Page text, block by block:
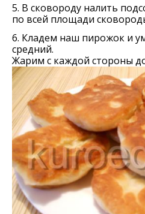
5. В сковороду налить
по всей площади
6. Кладем наш пирожок и
средний.
Жарим с каждой стороны